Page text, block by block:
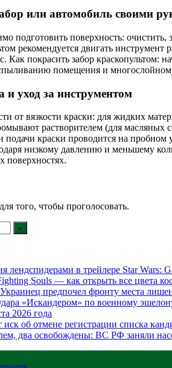
или автомобиль своими
подготовить поверхность:
рекомендуется двигать
Как покрасить забор краскопультом:
помещения и
и уход за инструментом
от вязкости краски: для жидких
растворителем (для
подачи краски проводится на
низкому давлению и меньшему
поверхностях.
для того, чтобы проголосовать.
лендспидерами в трейлере Star Wars:
Souls — как открыть все цвета
предпочел фронту места
«Искандером» по военному
2026 года
об отмене регистрации списка
два освобождены: ВС РФ заняли